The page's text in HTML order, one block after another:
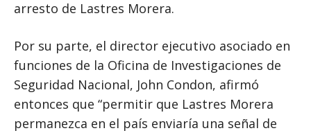
arresto de Lastres Morera.
Por su parte, el director ejecutivo asociado en
funciones de la Oficina de Investigaciones de
Seguridad Nacional, John Condon, afirmó
entonces que “permitir que Lastres Morera
permanezca en el país enviaría una señal de